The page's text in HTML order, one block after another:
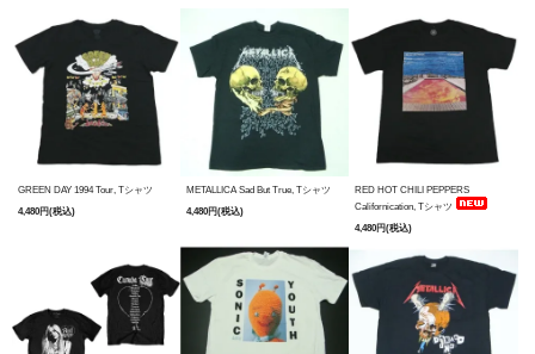
GREEN DAY 1994 Tour, Tシャツ
4,480円(税込)
METALLICA Sad But True, Tシャツ
4,480円(税込)
RED HOT CHILI PEPPERS
Californication, Tシャツ
4,480円(税込)